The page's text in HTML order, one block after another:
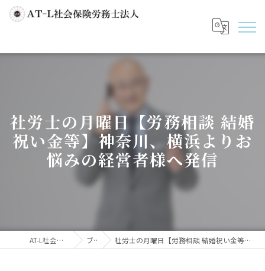
社労士の月曜日【労務相談 結婚
祝い金等】神奈川、横浜よりお
悩みの経営者様へ発信
AT-L社会保険労務士法人 ブログ 社労士の月曜日【労務相談 結婚祝い金等】神奈川、横浜よりお悩みの経営者様へ発信